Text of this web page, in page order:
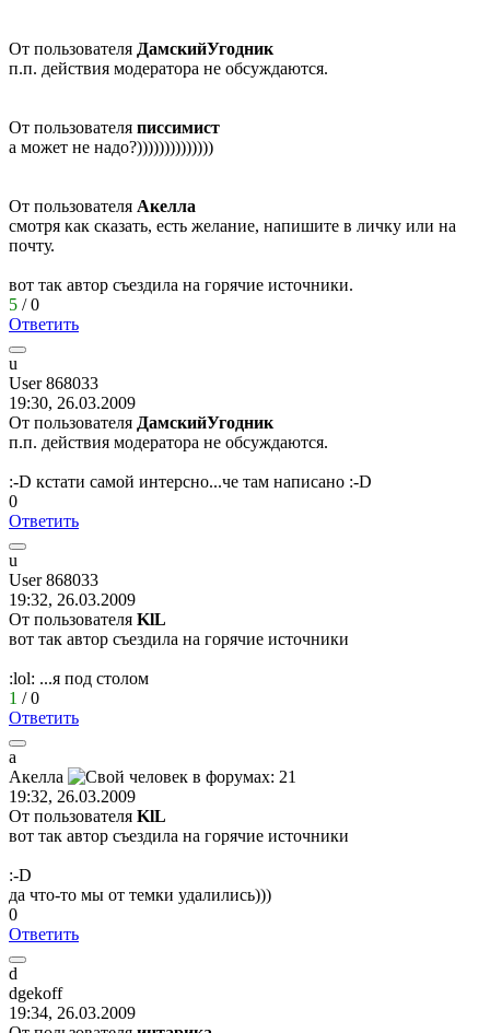
От пользователя ДамскийУгодник
п.п. действия модератора не обсуждаются.
От пользователя писсимист
а может не надо?))))))))))))))
От пользователя Акелла
смотря как сказать, есть желание, напишите в личку или на
почту.
вот так автор съездила на горячие источники.
5 /0
Ответить
u
User 868033
19:30, 26.03.2009
От пользователя ДамскийУгодник
п.п. действия модератора не обсуждаются.
:-D кстати самой интерсно...че там написано :-D
0
Ответить
u
User 868033
19:32, 26.03.2009
От пользователя KlL
вот так автор съездила на горячие источники
:lol: ...я под столом
1 /0
Ответить
а
Акелла
19:32, 26.03.2009
От пользователя KlL
вот так автор съездила на горячие источники
:-D
да что-то мы от темки удалились)))
0
Ответить
d
dgekoff
19:34, 26.03.2009